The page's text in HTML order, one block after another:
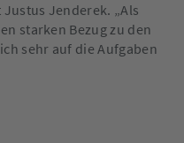
Jenderek. „Als
starken Bezug zu den
sehr auf die Aufgaben